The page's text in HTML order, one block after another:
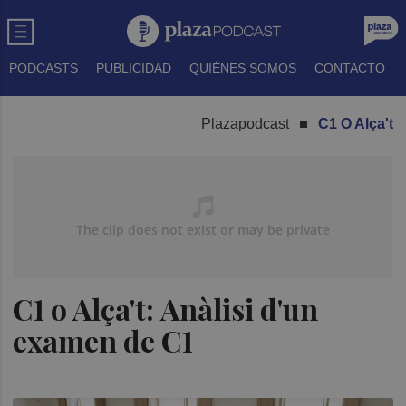
PODCASTS PUBLICIDAD QUIÉNES SOMOS CONTACTO
Plazapodcast C1 O Alça't
C1 o Alça't: Anàlisi d'un
examen de C1